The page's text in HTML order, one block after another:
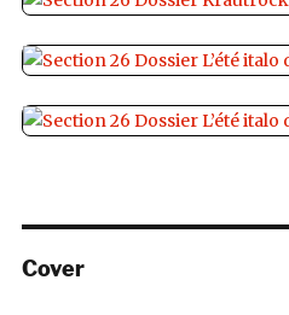
Cover